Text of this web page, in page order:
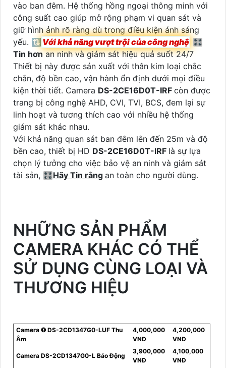
vào ban đêm. Hệ thống hồng ngoại thông minh với
công suất cao giúp mở rộng phạm vi quan sát và
giữ hình ảnh rõ ràng dù trong điều kiện ánh sáng
yếu. 🔃 Với khả năng vượt trội của công nghệ 🎛
Tin hơnan ninh và giám sát hiệu quả suốt 24/7
Thiết bị này được sản xuất với thân kim loại chắc
chắn, độ bền cao, vận hành ổn định dưới mọi điều
kiện thời tiết. Camera DS-2CE16D0T-IRF còn được
trang bị công nghệ AHD, CVI, TVI, BCS, đem lại sự
linh hoạt và tương thích cao với nhiều hệ thống
giám sát khác nhau.
Với khả năng quan sát ban đêm lên đến 25m và độ
bền cao, thiết bị HD DS-2CE16D0T-IRF là sự lựa
chọn lý tưởng cho việc bảo vệ an ninh và giám sát
tài sản, 🎛Hãy Tin rằng an toàn cho người dùng.
NHỮNG SẢN PHẨM
CAMERA KHÁC CÓ THỂ
SỬ DỤNG CÙNG LOẠI VÀ
THƯƠNG HIỆU
Camera ❂ DS-2CD1347G0-LUF Thu
Âm
4,000,000
VNĐ
4,200,000
VNĐ
Camera DS-2CD1347G0-L Báo Động
3,900,000
VNĐ
4,100,000
VNĐ